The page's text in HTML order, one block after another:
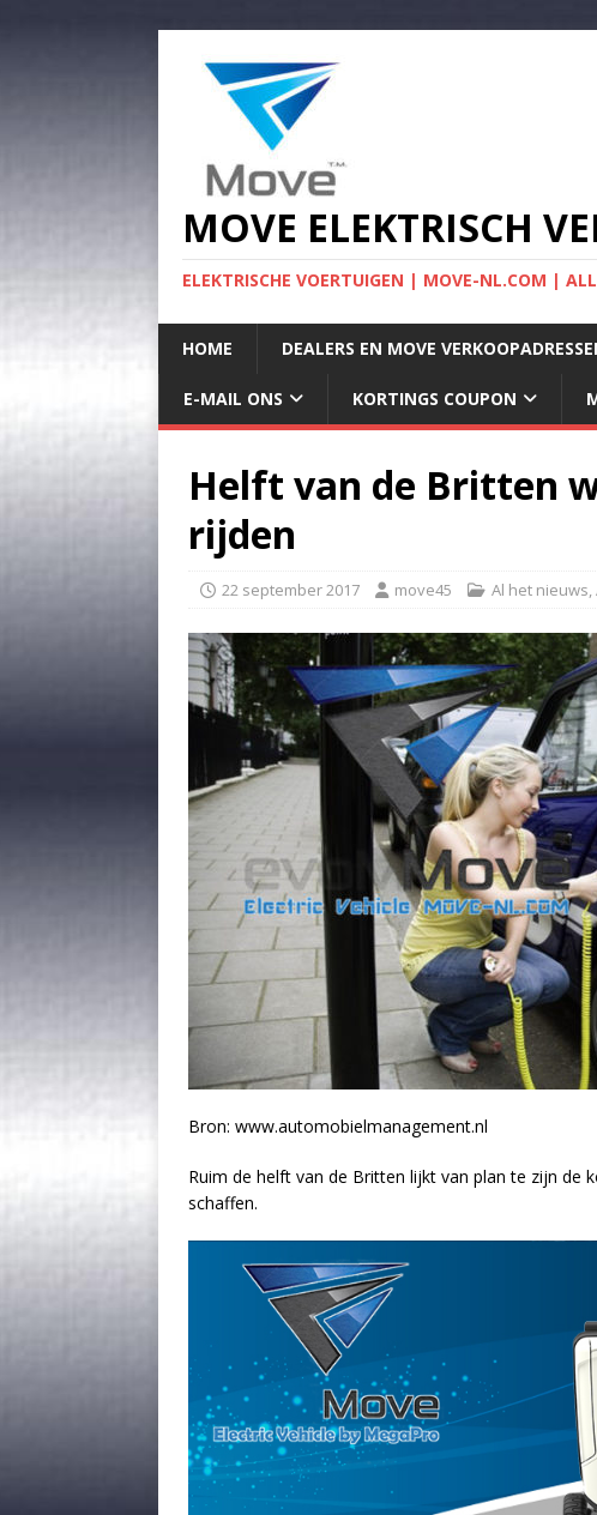
MOVE ELEKTRISCH
ELEKTRISCHE VOERTUIGEN | MOVE-NL.COM |
HOME DEALERS EN MOVE
E-MAIL ONS KORTINGS COUPON
Helft van de Britten
rijden
22 september 2017 move45 Al het nieuws,
Bron: www.automobielmanagement.nl
Ruim de helft van de Britten lijkt van plan te zijn de
schaffen.